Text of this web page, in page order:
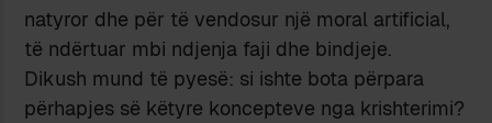
natyror dhe për të vendosur një moral artificial,
të ndërtuar mbi ndjenja faji dhe bindjeje.
Dikush mund të pyesë: si ishte bota përpara
përhapjes së këtyre koncepteve nga krishterimi?